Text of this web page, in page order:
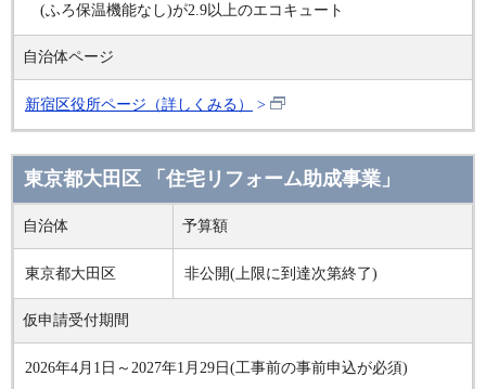
(ふろ保温機能なし)が2.9以上のエコキュート
自治体ページ
新宿区役所ページ（詳しくみる）
東京都大田区 「住宅リフォーム助成事業」
自治体 予算額
東京都大田区 非公開(上限に到達次第終了)
仮申請受付期間
2026年4月1日～2027年1月29日(工事前の事前申込が必須)